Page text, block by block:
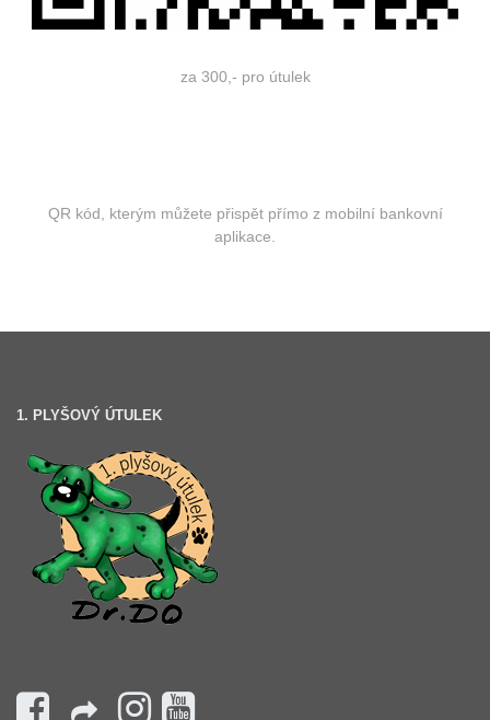
za 300,- pro útulek
QR kód, kterým můžete přispět přímo z mobilní bankovní
aplikace.
1. PLYŠOVÝ ÚTULEK